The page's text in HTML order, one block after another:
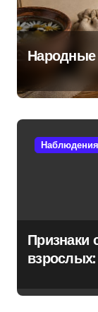
Народные
Наблюдения
Признаки
взрослых: